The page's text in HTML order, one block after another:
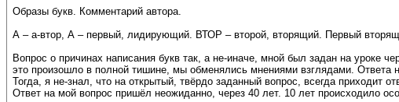
Образы букв. Комментарий автора.
А – а-втор, А – первый, лидирующий. ВТОР – второй, вторящий. Первый
Вопрос о причинах написания букв так, а не-иначе, мной был задан на уроке
это произошло в полной тишине, мы обменялись мнениями взглядами. Ответа
Тогда, я не-знал, что на открытый, твёрдо заданный вопрос, всегда приходит
Ответ на мой вопрос пришёл неожиданно, через 40 лет. 10 лет происходило